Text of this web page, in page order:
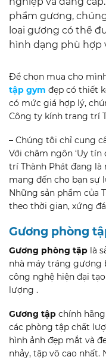
phẩm gương,
loại gương có thể
hình dạng phù hợp
Để chọn mua cho
tập gym đẹp có thiết
có mức giá hợp lý,
Công ty kính trang trí
– Chúng tôi chỉ cung
Với châm ngôn ‘Uy tín
trí Thành Phát đang
mang đến cho bạn sự
Những sản phẩm của
theo thời gian, xứng
Gương phòng
Gương phòng tập là
nhà máy tráng gương
công nghệ hiện đại
lượng .
Gương tập chính
các phòng tập chất
hình ảnh đẹp mắt và
nhảy, tập võ cao